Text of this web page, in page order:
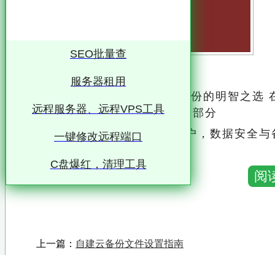
从FAT32到NTFS：高效文件备份的明智之选
日常生活和工作中不可或缺的一部分
无论是个人用户还是企业用户，数据安全与
而在众多的文件系统格式中，FAT32和
和应用场景
阅
上一篇： 自建云备份文件设置指南
SEO批量查
服务器租用
远程服务器、远程VPS工具
一键修改远程端口
C盘爆红，清理工具